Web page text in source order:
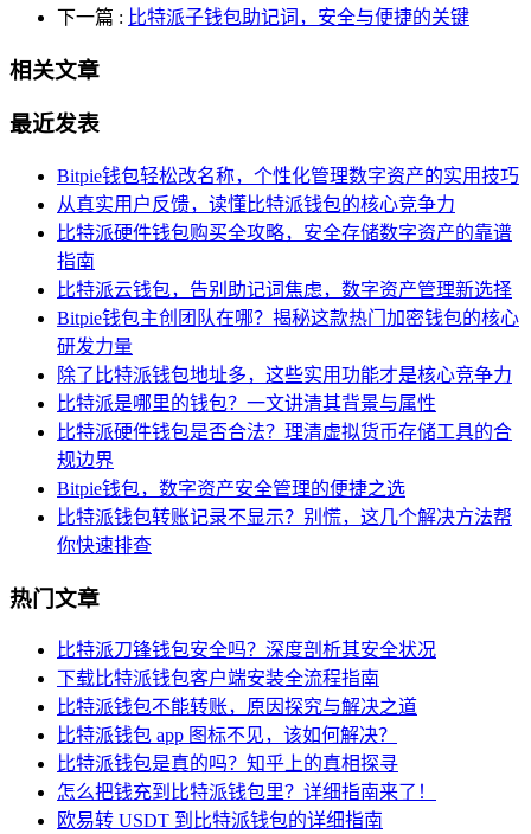
下一篇 : 比特派子钱包助记词，安全与便捷的关键
相关文章
最近发表
Bitpie钱包轻松改名称，个性化管理数字资产的实用技巧
从真实用户反馈，读懂比特派钱包的核心竞争力
比特派硬件钱包购买全攻略，安全存储数字资产的靠谱
指南
比特派云钱包，告别助记词焦虑，数字资产管理新选择
Bitpie钱包主创团队在哪？揭秘这款热门加密钱包的核心
研发力量
除了比特派钱包地址多，这些实用功能才是核心竞争力
比特派是哪里的钱包？一文讲清其背景与属性
比特派硬件钱包是否合法？理清虚拟货币存储工具的合
规边界
Bitpie钱包，数字资产安全管理的便捷之选
比特派钱包转账记录不显示？别慌，这几个解决方法帮
你快速排查
热门文章
比特派刀锋钱包安全吗？深度剖析其安全状况
下载比特派钱包客户端安装全流程指南
比特派钱包不能转账，原因探究与解决之道
比特派钱包 app 图标不见，该如何解决？
比特派钱包是真的吗？知乎上的真相探寻
怎么把钱充到比特派钱包里？详细指南来了！
欧易转 USDT 到比特派钱包的详细指南